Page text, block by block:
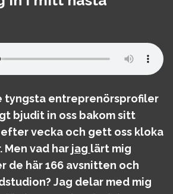
tyngsta entreprenörsprofiler
bjudit in oss bakom sitt
vecka och gett oss kloka
Men vad har jag lärt mig
de här 166 avsnitten och
Jag delar med mig